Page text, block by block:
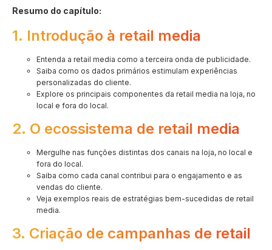
Resumo do capítulo:
1. Introdução à retail media
Entenda a retail media como a terceira onda de publicidade.
Saiba como os dados primários estimulam experiências
personalizadas do cliente.
Explore os principais componentes da retail media na loja, no
local e fora do local.
2. O ecossistema de retail media
Mergulhe nas funções distintas dos canais na loja, no local e
fora do local.
Saiba como cada canal contribui para o engajamento e as
vendas do cliente.
Veja exemplos reais de estratégias bem-sucedidas de retail
media.
3. Criação de campanhas de retail